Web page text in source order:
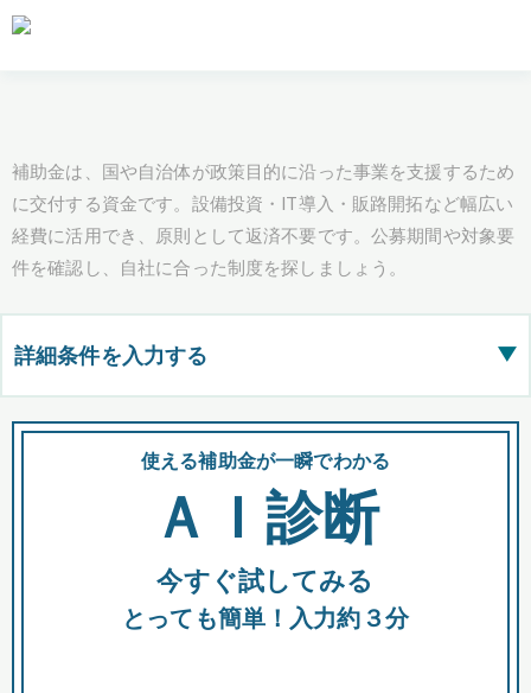
補助金は、国や自治体が政策目的に沿った事業を支援するため
に交付する資金です。設備投資・IT導入・販路開拓など幅広い
経費に活用でき、原則として返済不要です。公募期間や対象要
件を確認し、自社に合った制度を探しましょう。
詳細条件を入力する ▶
都道府県
全国の検索結果を含めて表示
助成金 融資 出資
使える補助金が一瞬でわかる
ＡＩ診断
今すぐ試してみる
とっても簡単！入力約３分